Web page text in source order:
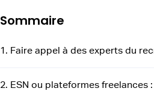
Sommaire
1. Faire appel à des experts du
2. ESN ou plateformes freelances